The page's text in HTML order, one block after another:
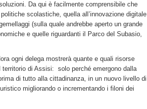
Da qui è facilmente comprensibile che
scolastiche, quella all’innovazione digitale
(sulla quale andrebbe aperto un grande
e quelle riguardanti il Parco del Subasio,
ogni delega mostrerà quante e quali risorse
di Assisi: solo perché emergono dalla
di tutto alla cittadinanza, in un nuovo livello di
migliorando o incrementando i filoni dei